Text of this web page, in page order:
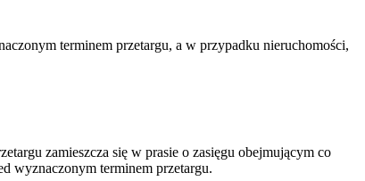
terminem przetargu, a w przypadku nieruchomości,
zamieszcza się w prasie o zasięgu obejmującym co
wyznaczonym terminem przetargu.